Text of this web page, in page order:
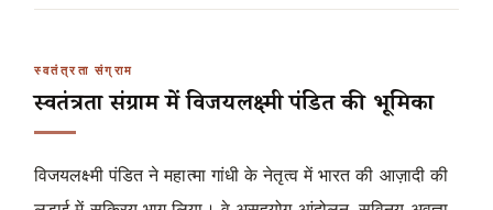
स्वतंत्रता संग्राम
स्वतंत्रता संग्राम में विजयलक्ष्मी पंडित की भूमिका
विजयलक्ष्मी पंडित ने महात्मा गांधी के नेतृत्व में भारत की आज़ादी की